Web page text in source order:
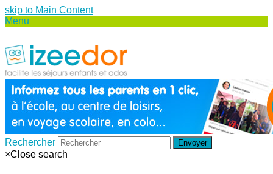
skip to Main Content
Menu
Rechercher Envoyer
×Close search